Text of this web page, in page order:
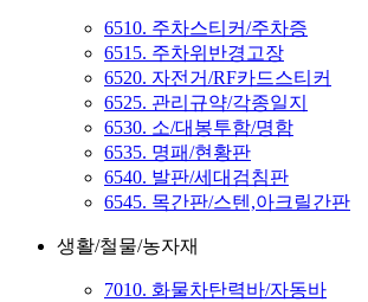
6510. 주차스티커/주차증
6515. 주차위반경고장
6520. 자전거/RF카드스티커
6525. 관리규약/각종일지
6530. 소/대봉투함/명함
6535. 명패/현황판
6540. 발판/세대검침판
6545. 목간판/스텐,아크릴간판
생활/철물/농자재
7010. 화물차탄력바/자동바